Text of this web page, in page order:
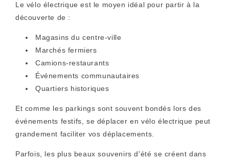
Le vélo électrique est le moyen idéal pour partir à la
découverte de :
Magasins du centre-ville
Marchés fermiers
Camions-restaurants
Événements communautaires
Quartiers historiques
Et comme les parkings sont souvent bondés lors des
événements festifs, se déplacer en vélo électrique peut
grandement faciliter vos déplacements.
Parfois, les plus beaux souvenirs d'été se créent dans